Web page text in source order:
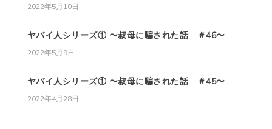
2022年5月10日
ヤバイ人シリーズ① 〜叔母に騙された話 ＃46〜
2022年5月9日
ヤバイ人シリーズ① 〜叔母に騙された話 ＃45〜
2022年4月28日